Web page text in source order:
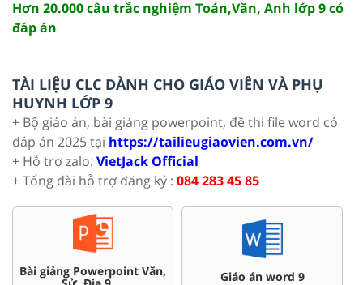
Hơn 20.000 câu trắc nghiệm Toán,Văn, Anh lớp 9 có
đáp án
TÀI LIỆU CLC DÀNH CHO GIÁO VIÊN VÀ PHỤ
HUYNH LỚP 9
+ Bộ giáo án, bài giảng powerpoint, đề thi file word có
đáp án 2025 tại https://tailieugiaovien.com.vn/
+ Hỗ trợ zalo: VietJack Official
+ Tổng đài hỗ trợ đăng ký : 084 283 45 85
Chuyên đề dạy thêm Toán, Đề thi HSG 9